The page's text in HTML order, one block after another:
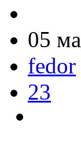
05
fedor
23